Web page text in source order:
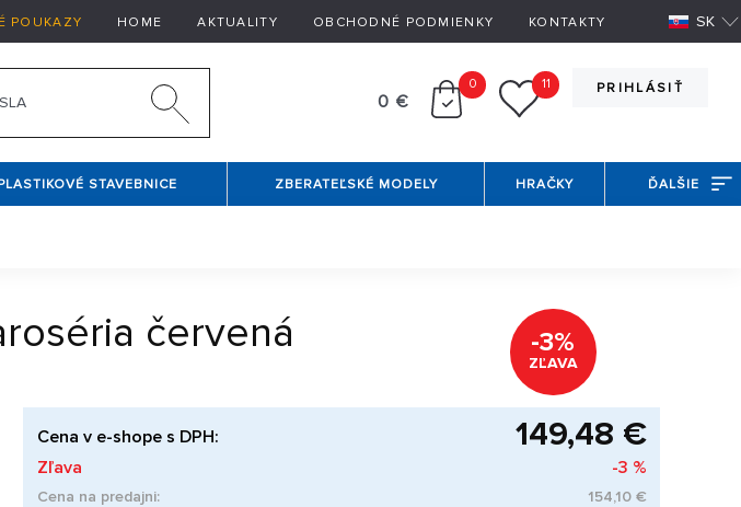
POUKAZY HOME AKTUALITY OBCHODNÉ PODMIENKY KONTAKTY SK
PRIHLÁSIŤ
0 €
0 11
STAVEBNICE ZBERATEĽSKÉ MODELY HRAČKY ĎALŠIE
červená -3%
ZĽAVA
Cena v e-shope s DPH: 149,48 €
Zľava -3 %
Cena na predajni: 154,10 €